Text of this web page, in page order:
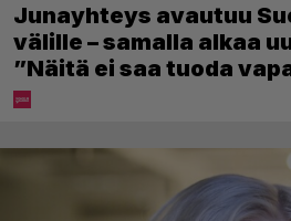
Junayhteys avautuu
välille – samalla alkaa
”Näitä ei saa tuoda